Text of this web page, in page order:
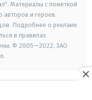
Материалы с пометкой
и героев.
Подробнее о рекламе
в правилах
© 2005—2022, ЗАО